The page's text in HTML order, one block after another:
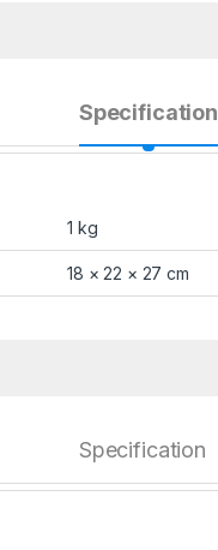
Specification
1 kg
18 × 22 × 27 cm
Specification